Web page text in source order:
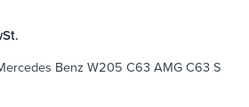
Benz W205 C63 AMG C63 S